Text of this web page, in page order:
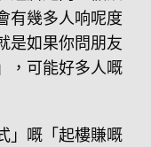
有幾多人响呢度
是如果你問朋友
，可能好多人嘅
」嘅「起樓賺嘅